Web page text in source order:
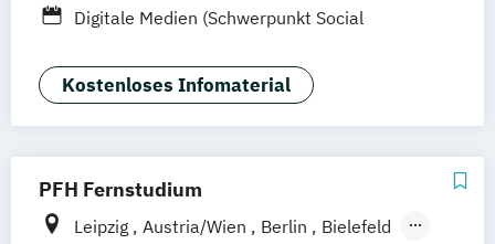
Zürich Rostock Dortmund
Digitale Medien (Schwerpunkt Social
Kostenloses Infomaterial
PFH Fernstudium
Leipzig Austria/Wien Berlin
Bielefeld